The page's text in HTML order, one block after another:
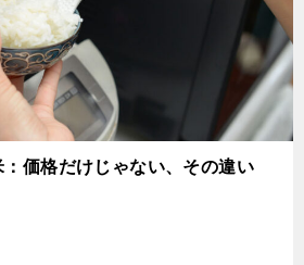
価格だけじゃない、その違い